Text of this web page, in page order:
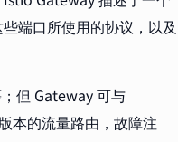
端口所使用的协议，以及
但 Gateway 可与
本的流量路由，故障注